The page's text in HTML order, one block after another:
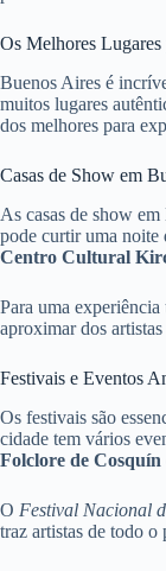
Os Melhores
Buenos Aires é
muitos lugares
dos melhores para
Casas de Show em
As casas de show
pode curtir uma noite
Centro Cultural
Para uma
aproximar dos
Festivais e Eventos
Os festivais são
cidade tem vários
Folclore de Cosquín
O Festival Nacional
traz artistas de todo o